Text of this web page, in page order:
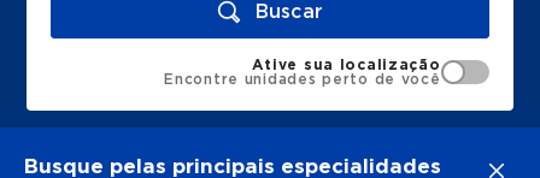
Buscar
Ative sua localização
Encontre unidades perto de você
Busque pelas principais especialidades